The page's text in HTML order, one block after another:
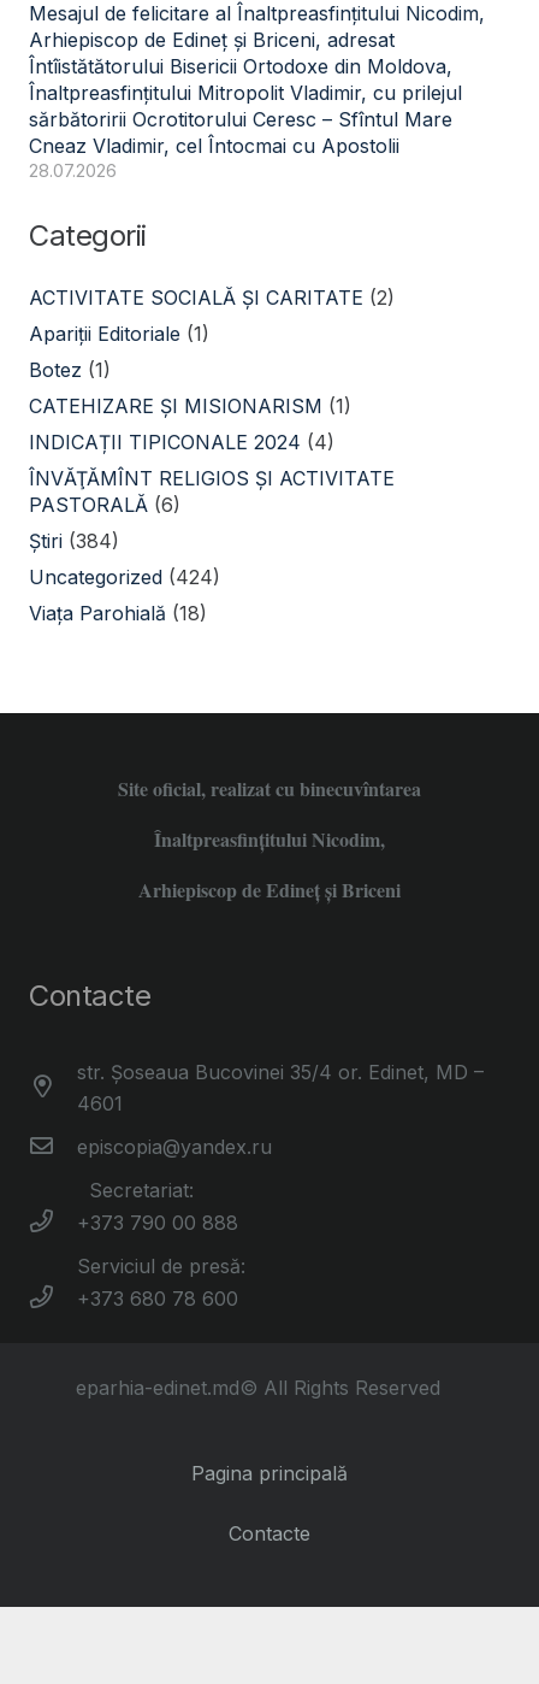
Mesajul de felicitare al Înaltpreasfințitului Nicodim,
Arhiepiscop de Edineț și Briceni, adresat
Întîistătătorului Bisericii Ortodoxe din Moldova,
Înaltpreasfințitului Mitropolit Vladimir, cu prilejul
sărbătoririi Ocrotitorului Ceresc – Sfîntul Mare
Cneaz Vladimir, cel Întocmai cu Apostolii
28.07.2026
Categorii
ACTIVITATE SOCIALĂ ŞI CARITATE (2)
Apariții Editoriale (1)
Botez (1)
CATEHIZARE ŞI MISIONARISM (1)
INDICAȚII TIPICONALE 2024 (4)
ÎNVĂŢĂMÎNT RELIGIOS ŞI ACTIVITATE
PASTORALĂ (6)
Știri (384)
Uncategorized (424)
Viața Parohială (18)
Site oficial, realizat cu binecuvîntarea
Înaltpreasfințitului Nicodim,
Arhiepiscop de Edineţ şi Briceni
Contacte
str. Șoseaua Bucovinei 35/4 or. Edinet, MD –
4601
episcopia@yandex.ru
Secretariat:
+373 790 00 888
Serviciul de presă:
+373 680 78 600
eparhia-edinet.md© All Rights Reserved
Pagina principală
Contacte